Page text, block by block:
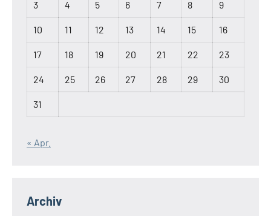
3 4 5 6 7 8 9
10 11 12 13 14 15 16
17 18 19 20 21 22 23
24 25 26 27 28 29 30
31
« Apr.
Archiv